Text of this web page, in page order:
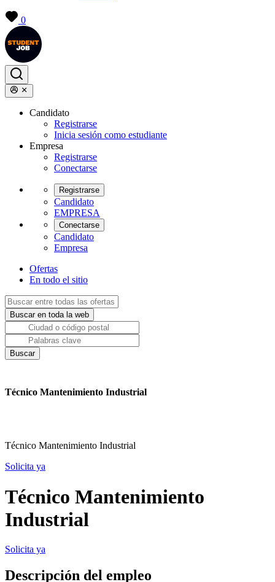
0
Candidato
Registrarse
Inicia sesión como estudiante
Empresa
Registrarse
Conectarse
Registrarse
Candidato
EMPRESA
Conectarse
Candidato
Empresa
Ofertas
En todo el sitio
Técnico Mantenimiento Industrial
Técnico Mantenimiento Industrial
Solicita ya
Técnico Mantenimiento
Industrial
Solicita ya
Descripción del empleo